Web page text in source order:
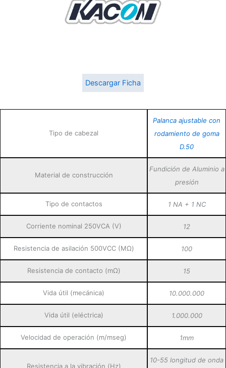
Descargar Ficha
Tipo de cabezal
Palanca ajustable con
rodamiento de goma
D.50
Material de construcción
Fundición de Aluminio a
presión
Tipo de contactos 1 NA + 1 NC
Corriente nominal 250VCA (V) 12
Resistencia de asilación 500VCC (MΩ) 100
Resistencia de contacto (mΩ) 15
Vida útil (mecánica) 10.000.000
Vida útil (eléctrica) 1.000.000
Velocidad de operación (m/mseg) 1mm
Resistencia a la vibración (Hz)
10-55 longitud de onda